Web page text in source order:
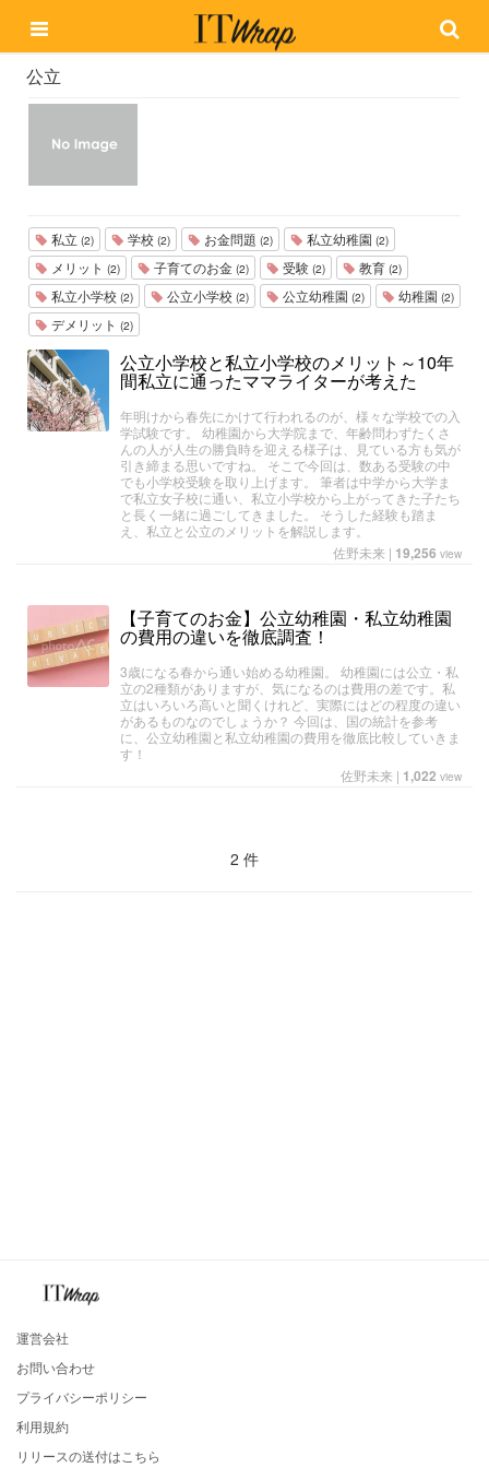
公立
私立 (2) 学校 (2) お金問題 (2) 私立幼稚園 (2)
メリット (2) 子育てのお金 (2) 受験 (2) 教育 (2)
私立小学校 (2) 公立小学校 (2) 公立幼稚園 (2) 幼稚園 (2)
デメリット (2)
公立小学校と私立小学校のメリット～10年
間私立に通ったママライターが考えた
年明けから春先にかけて行われるのが、様々な学校での入
学試験です。 幼稚園から大学院まで、年齢問わずたくさ
んの人が人生の勝負時を迎える様子は、見ている方も気が
引き締まる思いですね。 そこで今回は、数ある受験の中
でも小学校受験を取り上げます。 筆者は中学から大学ま
で私立女子校に通い、私立小学校から上がってきた子たち
と長く一緒に過ごしてきました。 そうした経験も踏ま
え、私立と公立のメリットを解説します。
佐野未来 | 19,256 view
【子育てのお金】公立幼稚園・私立幼稚園
の費用の違いを徹底調査！
3歳になる春から通い始める幼稚園。 幼稚園には公立・私
立の2種類がありますが、気になるのは費用の差です。私
立はいろいろ高いと聞くけれど、実際にはどの程度の違い
があるものなのでしょうか？ 今回は、国の統計を参考
に、公立幼稚園と私立幼稚園の費用を徹底比較していきま
す！
佐野未来 | 1,022 view
2 件
運営会社
お問い合わせ
プライバシーポリシー
利用規約
リリースの送付はこちら